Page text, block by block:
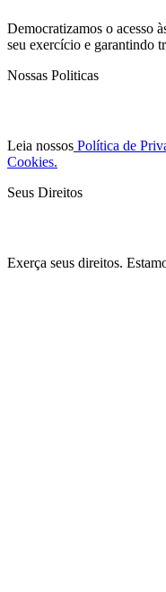
Democratizamos o acesso
seu exercício e garantindo
Nossas Politicas
Leia nossos Política de
Cookies.
Seus Direitos
Exerça seus direitos.